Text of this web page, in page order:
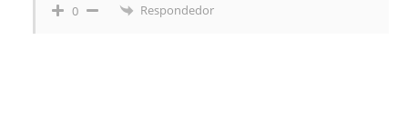
0 Respondedor